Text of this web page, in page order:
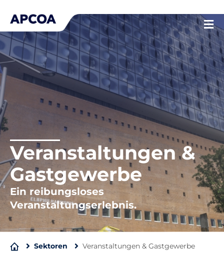
Inhalt
springen
Veranstaltungen &
Gastgewerbe
Ein reibungsloses
Veranstaltungserlebnis.
Sektoren Veranstaltungen & Gastgewerbe